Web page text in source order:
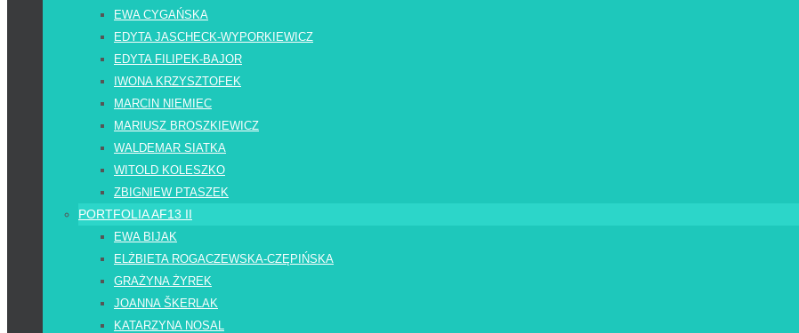
EWA CYGAŃSKA
EDYTA JASCHECK-WYPORKIEWICZ
EDYTA FILIPEK-BAJOR
IWONA KRZYSZTOFEK
MARCIN NIEMIEC
MARIUSZ BROSZKIEWICZ
WALDEMAR SIATKA
WITOLD KOLESZKO
ZBIGNIEW PTASZEK
PORTFOLIA AF13 II
EWA BIJAK
ELŻBIETA ROGACZEWSKA-CZĘPIŃSKA
GRAŻYNA ŻYREK
JOANNA ŠKERLAK
KATARZYNA NOSAL